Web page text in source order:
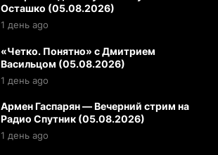
Осташко (05.08.2026)
1 день ago
«Четко. Понятно» с Дмитрием
Васильцом (05.08.2026)
1 день ago
Армен Гаспарян — Вечерний стрим на
Радио Спутник (05.08.2026)
1 день ago